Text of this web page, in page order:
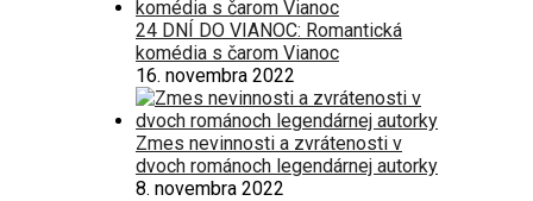
24 DNÍ DO VIANOC: Romantická
komédia s čarom Vianoc
16. novembra 2022
Zmes nevinnosti a zvrátenosti v
dvoch románoch legendárnej autorky
8. novembra 2022